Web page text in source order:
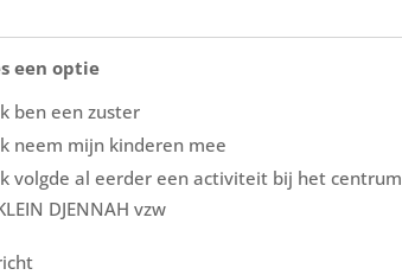
een optie
ben een zuster
neem mijn kinderen mee
volgde al eerder een activiteit bij het centrum
DJENNAH vzw